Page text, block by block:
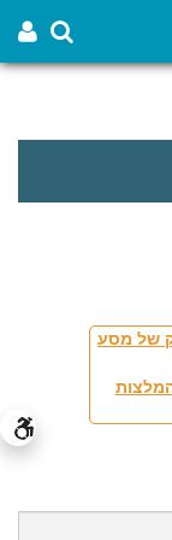
של מסע